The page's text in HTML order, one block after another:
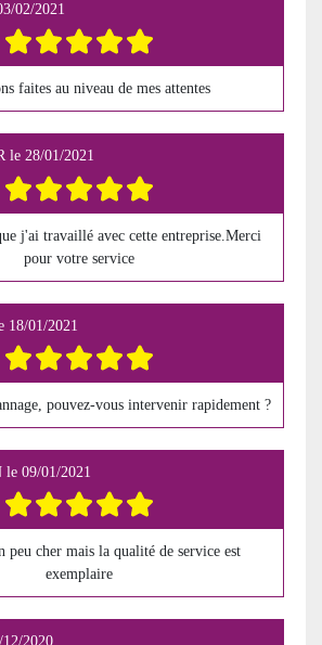
02/2021
faites au niveau de mes attentes
le 28/01/2021
j'ai travaillé avec cette entreprise.Merci
pour votre service
18/01/2021
pouvez-vous intervenir rapidement ?
le 09/01/2021
peu cher mais la qualité de service est
exemplaire
12/2020